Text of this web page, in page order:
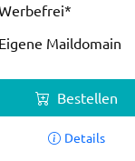
Eigene Maildomain
Bestellen
Details